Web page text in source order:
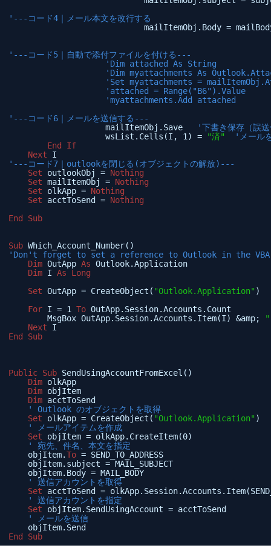
'---コード4｜メール本文を改行する
mailItemObj.Body =
'---コード5｜自動で添付ファイルを付ける---
'Dim attached As String
'Dim myattachments As
'Set myattachments =
'attached = Range("B6").Value     '
'myattachments.Add attached
'---コード6｜メールを送信する---
mailItemObj.Save
'下書き保存（誤
wsList.Cells(I, 1) =
"済"
'メール
End
If
Next
I
'---コード7｜outlookを閉じる(オブジェクトの解放)---
Set
outlookObj = Nothing
Set mailItemObj = Nothing
Set
olkApp = Nothing
Set
acctToSend = Nothing
End
Sub
Sub Which_Account_Number()
'Don't forget to set a reference to Outlook in the
Dim OutApp As Outlook.Application
Dim I As
Long
Set OutApp = CreateObject( "Outlook.Application" )
For I = 1 To OutApp.Session.Accounts.Count
MsgBox OutApp.Session.Accounts.Item(I) &amp;
Next
I
End
Sub
Public Sub SendUsingAccountFromExcel()
Dim olkApp
Dim objItem
Dim acctToSend
' Outlook のオブジェクトを取得
Set
olkApp = CreateObject( "Outlook.Application" )
' メールアイテムを作成
Set
objItem = olkApp.CreateItem(0)
' 宛先、件名、本文を指定
objItem.To = SEND_TO_ADDRESS
objItem.subject = MAIL_SUBJECT
objItem.Body = MAIL_BODY
' 送信アカウントを取得
Set
acctToSend =
' 送信アカウントを指定
Set
objItem.SendUsingAccount = acctToSend
' メールを送信
objItem.Send
End
Sub